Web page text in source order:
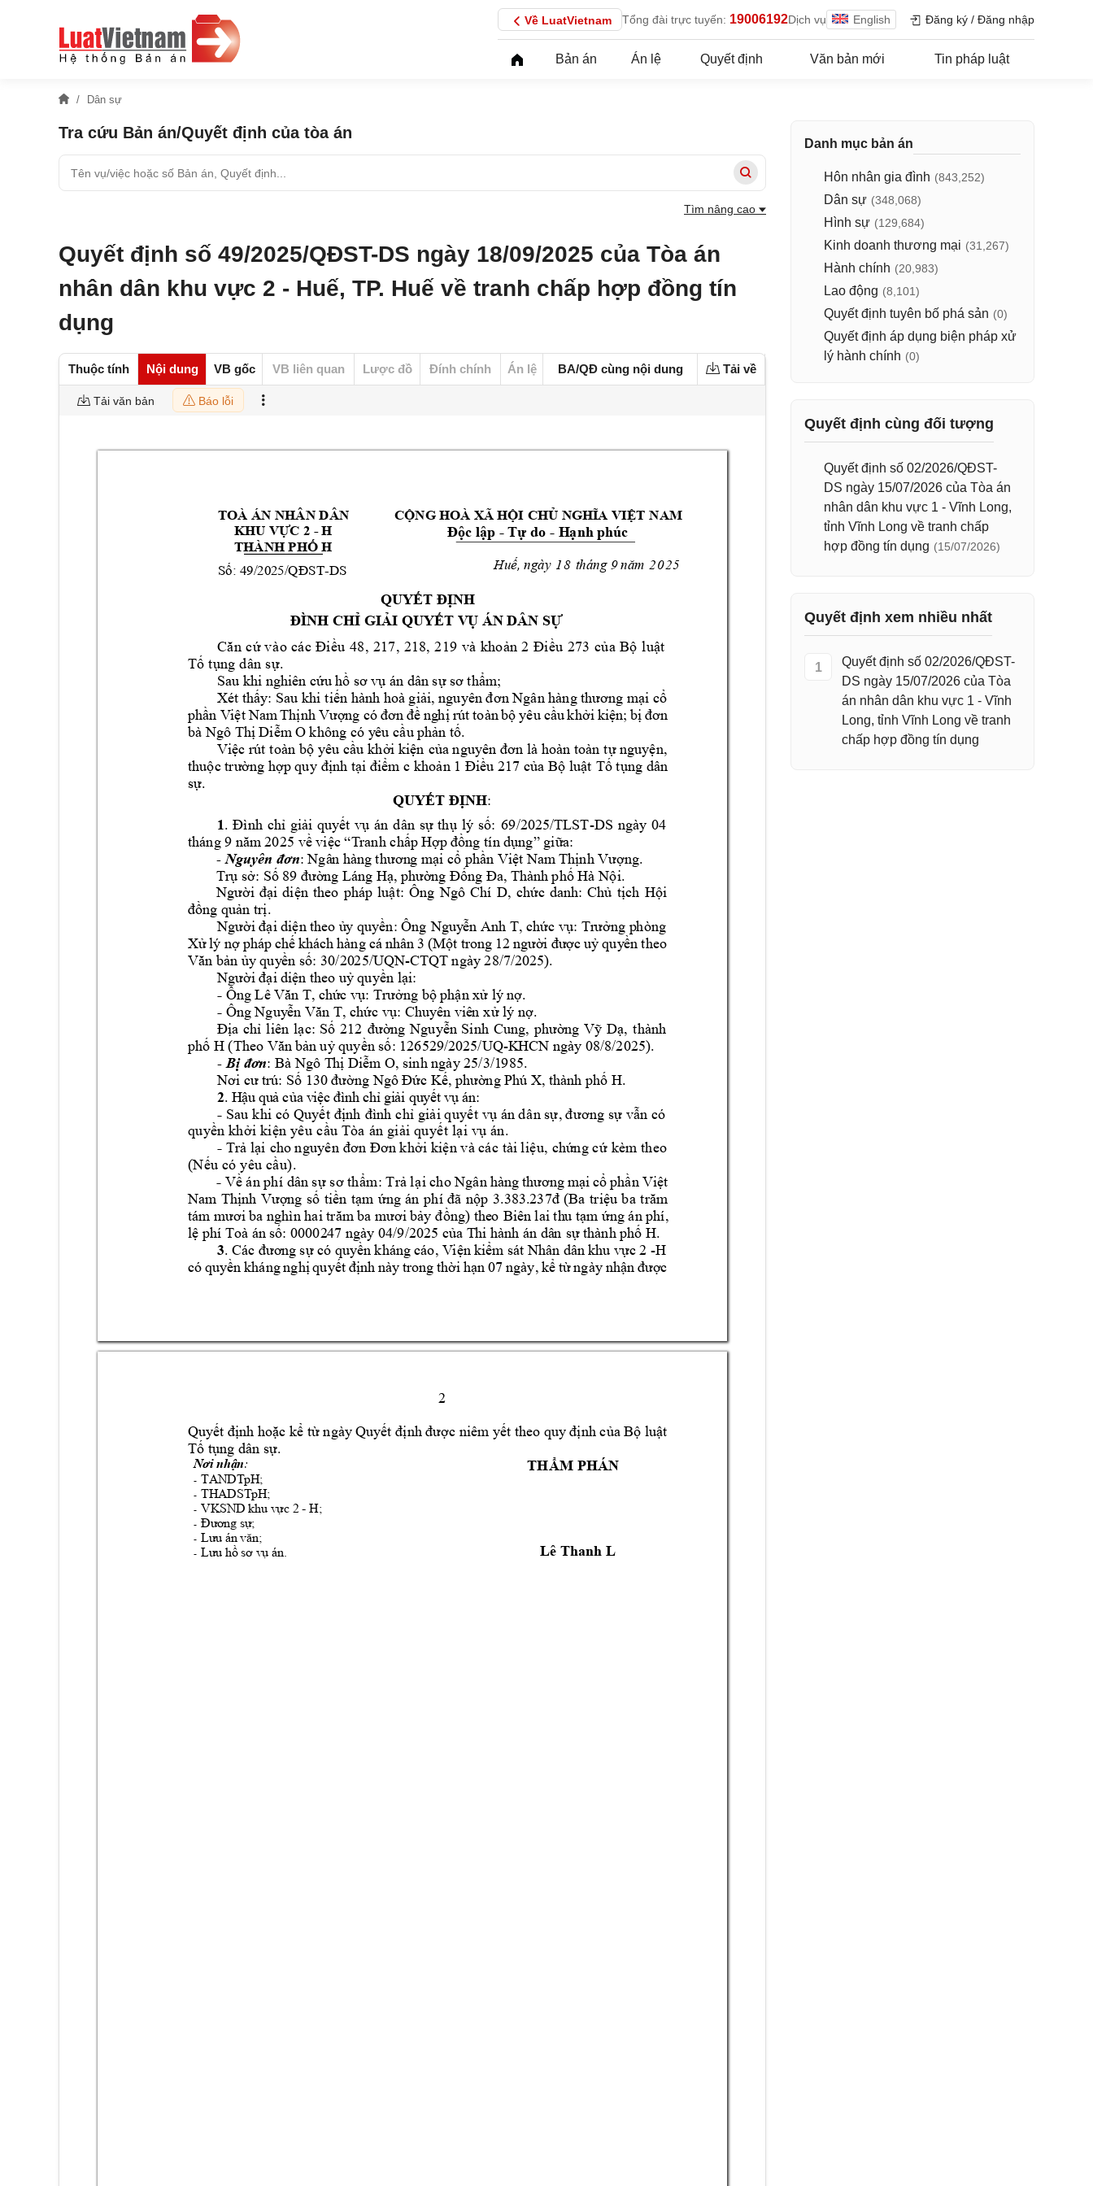
Về LuatVietnam Tổng đài trực tuyến: 19006192Dịch vụ English Đăng ký / Đăng nhập
Bản án Án lệ Quyết định Văn bản mới Tin pháp luật
Dân sự
Tra cứu Bản án/Quyết định của tòa án
Tìm nâng cao
Quyết định số 49/2025/QĐST-DS ngày 18/09/2025 của Tòa án
nhân dân khu vực 2 - Huế, TP. Huế về tranh chấp hợp đồng tín
dụng
Thuộc tính Nội dung VB gốc VB liên quan Lược đồ Đính chính Án lệ BA/QĐ cùng nội dung Tải về
Tải văn bản Báo lỗi
TOÀ ÁN NHÂN DÂN
KHU VỰC 2 - H
THÀNH PHỐ H
Số: 49/2025/QĐST-DS
CỘNG HOÀ XÃ HỘI CHỦ NGHĨA VIỆT NAM
Độc lập - Tự do - Hạnh phúc
Huế, ngày 18 tháng 9 năm 2025
QUYẾT ĐỊNH
ĐÌNH CHỈ GIẢI QUYẾT VỤ ÁN DÂN SỰ
Căn cứ vào các Điều 48, 217, 218, 219 và khoản 2 Điều 273 của Bộ luật
Tố tụng dân sự.
Sau khi nghiên cứu hồ sơ vụ án dân sự sơ thẩm;
Xét thấy: Sau khi tiến hành hoà giải, nguyên đơn Ngân hàng thương mại cổ
phần Việt NamThịnh Vượng có đơn đề nghị rút toàn bộ yêu cầukhởi kiện; bị đơn
bà Ngô Thị Diễm O không có yêu cầu phản tố.
Việc rút toàn bộ yêu cầu khởi kiện của nguyên đơn là hoàn toàn tự nguyện,
thuộc trường hợp quy định tại điểm c khoản 1 Điều 217 của Bộ luật Tố tụng dân
sự.
QUYẾT ĐỊNH:
1. Đình chỉ giải quyết vụ án dân sự thụ lý số: 69/2025/TLST-DS ngày 04
tháng 9 năm 2025 về việc “Tranh chấp Hợp đồng tín dụng” giữa:
- Nguyên đơn: Ngân hàng thương mại cổ phần Việt Nam Thịnh Vượng.
Trụ sở: Số 89 đường Láng Hạ, phường Đống Đa, Thành phố Hà Nội.
Người đại diện theo pháp luật: Ông Ngô Chí D, chức danh: Chủ tịch Hội
đồng quản trị.
Người đại diện theo ủy quyền: Ông Nguyễn Anh T, chức vụ: Trưởng phòng
Xử lý nợ pháp chế khách hàng cá nhân 3 (Một trong 12 người được uỷ quyền theo
Văn bản ủy quyền số: 30/2025/UQN-CTQT ngày 28/7/2025).
Người đại diện theo uỷ quyền lại:
- Ông Lê Văn T, chức vụ: Trưởng bộ phận xử lý nợ.
- Ông Nguyễn Văn T, chức vụ: Chuyên viên xử lý nợ.
Địa chỉ liên lạc: Số 212 đường Nguyễn Sinh Cung, phường Vỹ Dạ, thành
phố H (Theo Văn bản uỷ quyền số: 126529/2025/UQ-KHCN ngày 08/8/2025).
- Bị đơn: Bà Ngô Thị Diễm O, sinh ngày 25/3/1985.
Nơi cư trú: Số 130 đường Ngô Đức Kế, phường Phú X, thành phố H.
2. Hậu quả của việc đình chỉ giải quyết vụ án:
- Sau khi có Quyết định đình chỉ giải quyết vụ án dân sự, đương sự vẫn có
quyền khởi kiện yêu cầu Tòa án giải quyết lại vụ án.
- Trả lại cho nguyên đơn Đơn khởi kiện và các tài liệu, chứng cứ kèm theo
(Nếu có yêu cầu).
- Về án phí dân sự sơ thẩm: Trả lại cho Ngân hàng thương mại cổ phần Việt
Nam Thịnh Vượng số tiền tạm ứng án phí đã nộp 3.383.237đ (Ba triệu ba trăm
tám mươi ba nghìn hai trăm ba mươi bảy đồng) theo Biên lai thu tạm ứng án phí,
lệ phí Toà án số: 0000247 ngày 04/9/2025 của Thi hành án dân sự thành phố H.
3. Các đương sự có quyền kháng cáo, Viện kiểm sát Nhân dân khu vực 2 -H
có quyền kháng nghị quyết định này trong thời hạn 07 ngày, kể từ ngày nhận được
2
Quyết định hoặc kể từ ngày Quyết định được niêm yết theo quy định của Bộ luật
Tố tụng dân sự.
Nơi nhận:
- TANDTpH;
- THADSTpH;
- VKSND khu vực 2 - H;
- Đương sự;
- Lưu án văn;
- Lưu hồ sơ vụ án
THẨM PHÁN
Lê Thanh L
Danh mục bản án
Hôn nhân gia đình (843,252)
Dân sự (348,068)
Hình sự (129,684)
Kinh doanh thương mại (31,267)
Hành chính (20,983)
Lao động (8,101)
Quyết định tuyên bố phá sản (0)
Quyết định áp dụng biện pháp xử
lý hành chính (0)
Quyết định cùng đối tượng
Quyết định số 02/2026/QĐST-
DS ngày 15/07/2026 của Tòa án
nhân dân khu vực 1 - Vĩnh Long,
tỉnh Vĩnh Long về tranh chấp
hợp đồng tín dụng (15/07/2026)
Quyết định xem nhiều nhất
1
Quyết định số 02/2026/QĐST-
DS ngày 15/07/2026 của Tòa
án nhân dân khu vực 1 - Vĩnh
Long, tỉnh Vĩnh Long về tranh
chấp hợp đồng tín dụng